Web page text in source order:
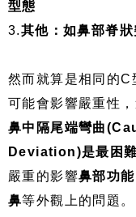
型態
3.其他：如鼻部脊
然而就算是相同的
可能會影響嚴重性
鼻中隔尾端彎曲
Deviation)是最困
嚴重的影響鼻部功
鼻等外觀上的問題